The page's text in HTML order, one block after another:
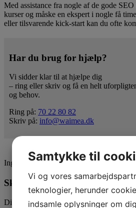
Med assistance fra nogle af de gode
kurser og måske en ekspert i nogle få
eller tilsvarende kick-start kan du ofte
Har du brug for hjælp?
Vi sidder klar til at hjælpe dig
– ring eller skriv og få en helt
og behov.
Ring på: 70 22 80 82
Skriv på: info@waimea.dk
Ingen har stemt endnu, vær den første
Skriv en kommentar
Din e-mailadresse vil ikke blive publiceret.
Samtykke til
Vi og vores
teknologier, herunder
indsamle oplysninger om